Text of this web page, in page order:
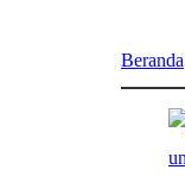
Beranda